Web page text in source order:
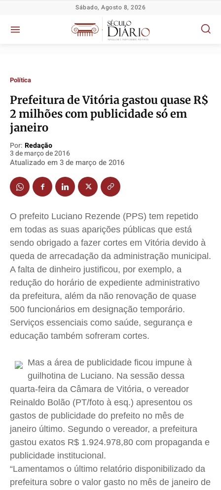
Socioeconômicas
Justiça
Educação
Segurança
Meio Ambiente
Saúde
Cidades
Direitos
Economia
Cultura
Colunas
Gustavo Bastos
Jr Mignone (in memorian)
Publicidade Legal
Anuncie
Quem Somos
Expediente
Contato
Anuncie
Socioeconômicas
Justiça
Educação
Segurança
Meio Ambiente
Saúde
Cidades
Direitos
Economia
Cultura
Colunas
Gustavo Bastos
Jr Mignone (in memorian)
Publicidade Legal
Anuncie
Quem Somos
Expediente
Contato
Anuncie
Socioeconômicas
Justiça
Educação
Segurança
Meio Ambiente
Saúde
Cidades
Direitos
Economia
Cultura
Colunas
Gustavo Bastos
Jr Mignone (in memorian)
Publicidade Legal
Anuncie
Quem Somos
Expediente
Contato
Anuncie
Socioeconômicas
Justiça
Educação
Segurança
Meio Ambiente
Saúde
Cidades
Direitos
Economia
Cultura
Colunas
Gustavo Bastos
Jr Mignone (in memorian)
Publicidade Legal
Anuncie
Quem Somos
Expediente
Contato
Anuncie
Sábado, Agosto 8, 2026
Política
Prefeitura de Vitória gastou quase R$
2 milhões com publicidade só em
janeiro
Por: Redação
3 de março de 2016
Atualizado em 3 de março de 2016
O prefeito Luciano Rezende (PPS) tem repetido
em todas as suas aparições públicas que está
sendo obrigado a fazer cortes em Vitória devido à
queda de arrecadação da administração municipal.
A falta de dinheiro justificou, por exemplo, a
redução do horário de expediente administrativo
da prefeitura, além da não renovação de quase
500 funcionários em designação temporário.
Serviços essenciais como saúde, segurança e
educação também sofreram cortes.
Mas a área de publicidade ficou impune à
guilhotina de Luciano. Na sessão dessa
quarta-feira da Câmara de Vitória, o vereador
Reinaldo Bolão (PT/foto à esq.) apresentou os
gastos de publicidade do prefeito no mês de
janeiro último. Segundo o vereador, a prefeitura
gastou exatos R$ 1.924.978,80 com propaganda e
publicidade institucional.
“Lamentamos o último relatório disponibilizado da
prefeitura sobre o valor gasto no mês de janeiro de